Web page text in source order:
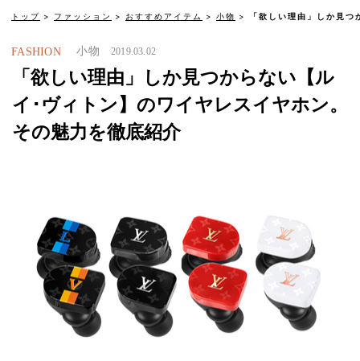
トップ ファッション おすすめアイテム 小物 「欲しい理由」しか見
FASHION 小物 2019.03.02
「欲しい理由」しか見つからない【ル
イ･ヴィトン】のワイヤレスイヤホン。
その魅力を徹底紹介